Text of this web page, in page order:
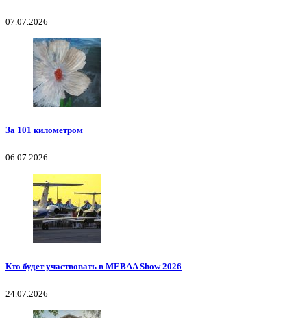
07.07.2026
За 101 километром
06.07.2026
Кто будет участвовать в MEBAA Show 2026
24.07.2026